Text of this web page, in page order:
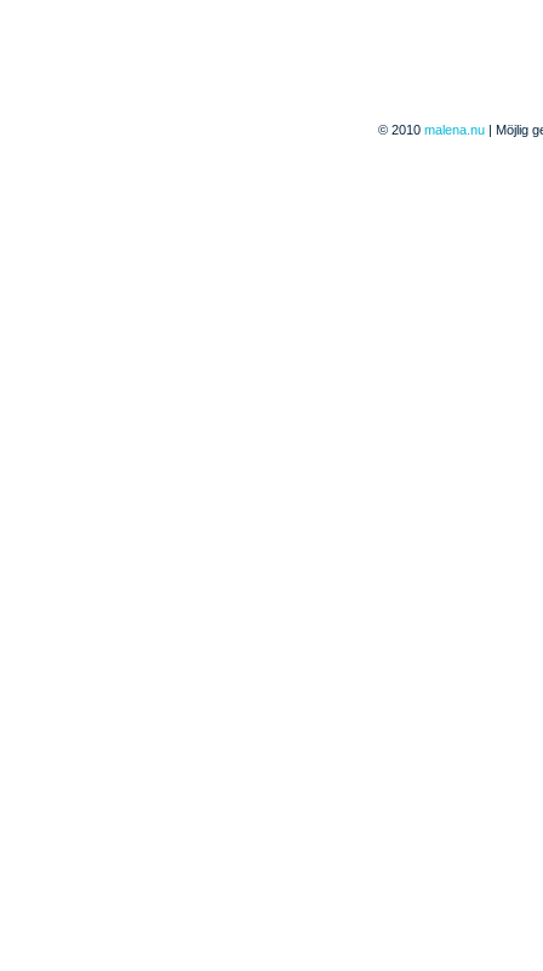
© 2010 malena.nu | Möjlig